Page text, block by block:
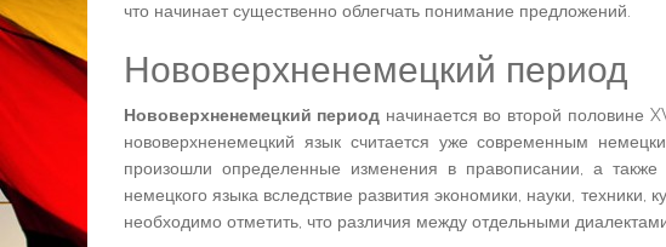
что начинает существенно облегчать понимание предложений.
Нововерхненемецкий период
Нововерхненемецкий периодначинается во второй половине
нововерхненемецкий язык считается уже современным
произошли определенные изменения в правописании, а также
немецкого языка вследствие развития экономики, науки,
необходимо отметить, что различия между отдельными